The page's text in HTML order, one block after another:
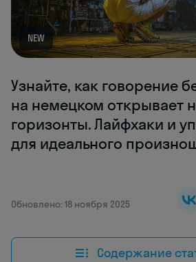
NEW
Узнайте, как говорение
на немецком открывает
горизонты. Лайфхаки и
для идеального
Обновлено: 18 ноября 2025
Содержание